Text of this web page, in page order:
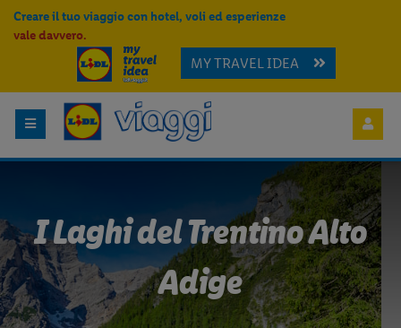
Creare il tuo viaggio con hotel, voli ed esperienze
vale davvero.
MY TRAVEL IDEA
I Laghi del Trentino Alto
Adige